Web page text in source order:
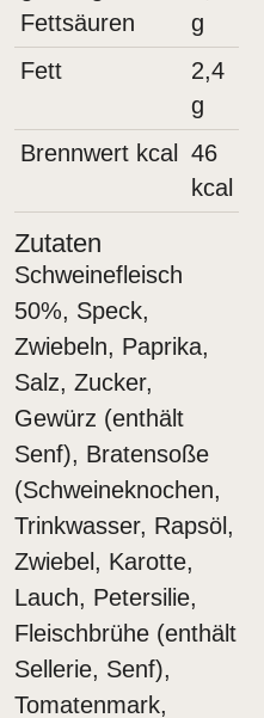
Fettsäuren
g
Fett
2,4
g
Brennwert kcal
46
kcal
Zutaten
Schweinefleisch
50%, Speck,
Zwiebeln, Paprika,
Salz, Zucker,
Gewürz (enthält
Senf), Bratensoße
(Schweineknochen,
Trinkwasser, Rapsöl,
Zwiebel, Karotte,
Lauch, Petersilie,
Fleischbrühe (enthält
Sellerie, Senf),
Tomatenmark,